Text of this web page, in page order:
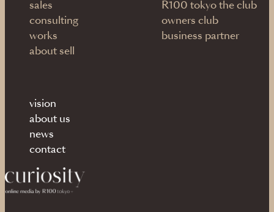
sales
consulting
works
about sell
R100 tokyo the club
owners club
business partner
vision
about us
news
contact